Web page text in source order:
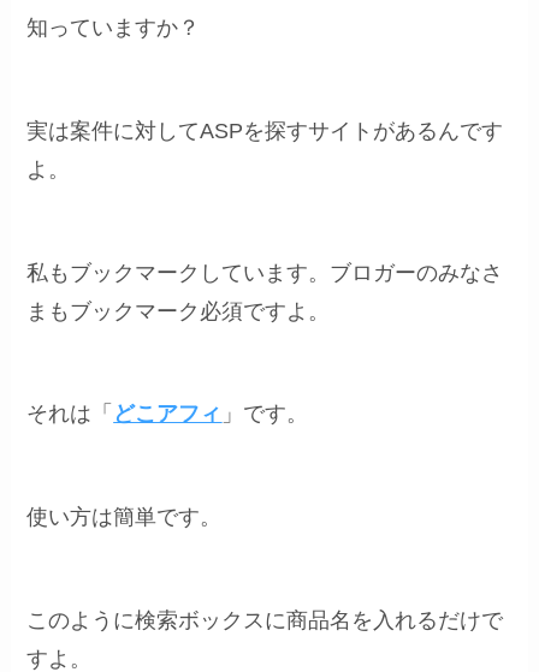
知っていますか？
実は案件に対してASPを探すサイトがあるんです
よ。
私もブックマークしています。ブロガーのみなさ
まもブックマーク必須ですよ。
それは「 どこアフィ 」です。
使い方は簡単です。
このように検索ボックスに商品名を入れるだけで
すよ。